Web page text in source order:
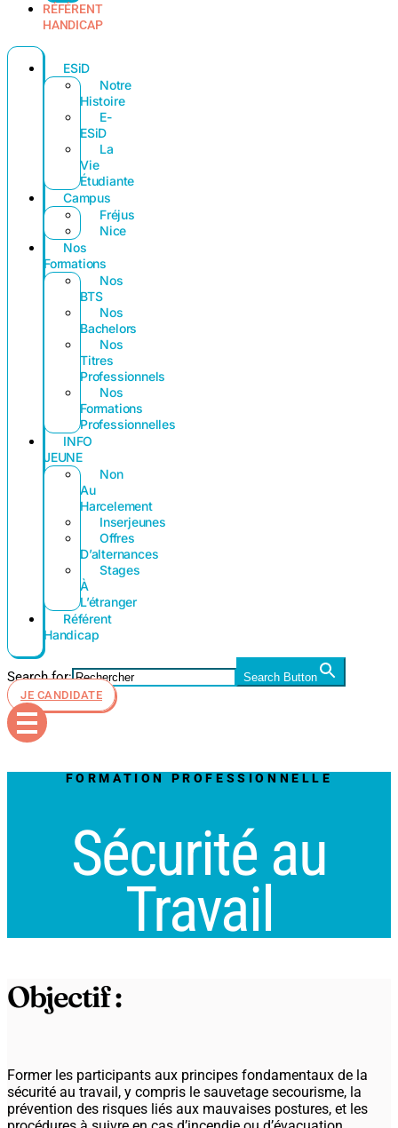
RÉFÉRENT
HANDICAP
ESiD
Notre
Histoire
E-
ESiD
La
Vie
Étudiante
Campus
Fréjus
Nice
Nos
Formations
Nos
BTS
Nos
Bachelors
Nos
Titres
Professionnels
Nos
Formations
Professionnelles
INFO
JEUNE
Non
Au
Harcelement
Inserjeunes
Offres
D’alternances
Stages
À
L’étranger
Référent
Handicap
Search for:
Search Button
JE CANDIDATE
FORMATION PROFESSIONNELLE
Sécurité au
Travail
Objectif :
Former les participants aux principes fondamentaux de la
sécurité au travail, y compris le sauvetage secourisme, la
prévention des risques liés aux mauvaises postures, et les